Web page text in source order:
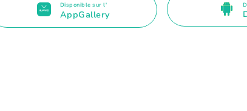
Disponible sur l'
AppGallery